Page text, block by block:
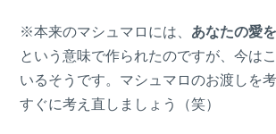
※本来のマシュマロには、 あなたの愛
という意味で作られたのですが、今は
いるそうです。マシュマロのお渡しを
すぐに考え直しましょう（笑）